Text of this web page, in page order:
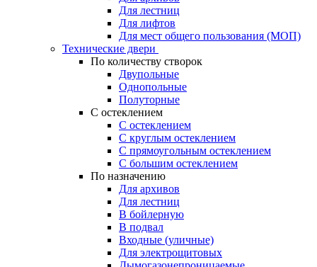
Для лестниц
Для лифтов
Для мест общего пользования (МОП)
Технические двери
По количеству створок
Двупольные
Однопольные
Полуторные
С остеклением
С остеклением
С круглым остеклением
С прямоугольным остеклением
С большим остеклением
По назначению
Для архивов
Для лестниц
В бойлерную
В подвал
Входные (уличные)
Для электрощитовых